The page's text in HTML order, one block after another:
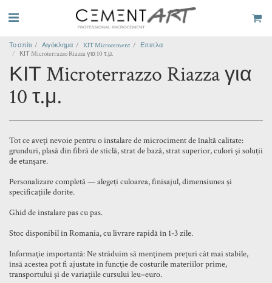
Το σπίτι Αιγόκλημα KIT Microcement
Επιπλα
ΚΙΤ Microterrazzo Riazza για 10 τ.μ.
ΚΙΤ Microterrazzo Riazza για
10 τ.μ.
Tot ce aveți nevoie pentru o instalare de microciment de înaltă calitate:
grunduri, plasă din fibră de sticlă, strat de bază, strat superior, culori și soluții
de etanșare.
Personalizare completă — alegeți culoarea, finisajul, dimensiunea și
specificațiile dorite.
Ghid de instalare pas cu pas.
Stoc disponibil în Romania, cu livrare rapidă în 1-3 zile.
Informație importantă: Ne străduim să menținem prețuri cât mai stabile,
însă acestea pot fi ajustate în funcție de costurile materiilor prime,
transportului și de variațiile cursului leu–euro.